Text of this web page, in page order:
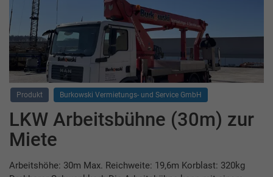
Produkt Burkowski Vermietungs- und Service GmbH
LKW Arbeitsbühne (30m) zur
Miete
Arbeitshöhe: 30m Max. Reichweite: 19,6m Korblast: 320kg